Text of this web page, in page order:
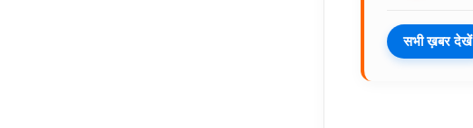
सभी ख़बर देखें